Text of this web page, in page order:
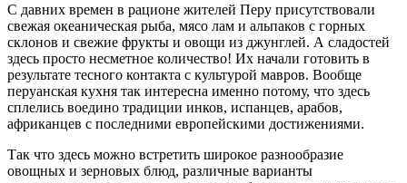
С давних времен в рационе жителей Перу присутствовали
свежая океаническая рыба, мясо лам и альпаков с горных
склонов и свежие фрукты и овощи из джунглей. А сладостей
здесь просто несметное количество! Их начали готовить в
результате тесного контакта с культурой мавров. Вообще
перуанская кухня так интересна именно потому, что здесь
сплелись воедино традиции инков, испанцев, арабов,
африканцев с последними европейскими достижениями.
Так что здесь можно встретить широкое разнообразие
овощных и зерновых блюд, различные варианты